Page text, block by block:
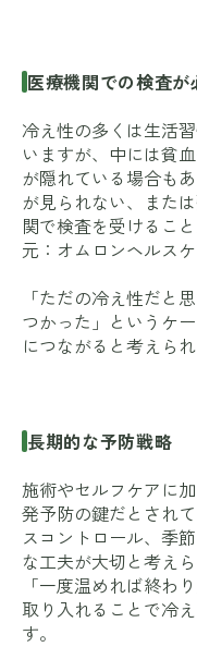
医療機関での検査が
冷え性の多くは生活
いますが、中には貧
が隠れている場合も
が見られない、また
関で検査を受けるこ
元： オムロンヘルス
「ただの冷え性だと
つかった」というケ
につながると考えられ
長期的な予防戦略
施術やセルフケアに
発予防の鍵だとされ
スコントロール、季
な工夫が大切と考えら
「一度温めれば終わ
取り入れることで冷
す。